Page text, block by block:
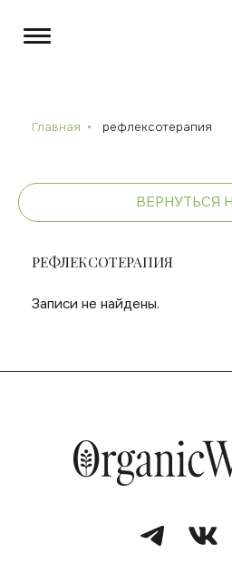
Главная рефлексотерапия
ВЕРНУТЬСЯ
РЕФЛЕКСОТЕРАПИЯ
Записи не найдены.